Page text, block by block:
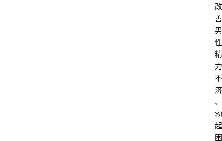
改
善
男
性
精
力
不
济
、
勃
起
困